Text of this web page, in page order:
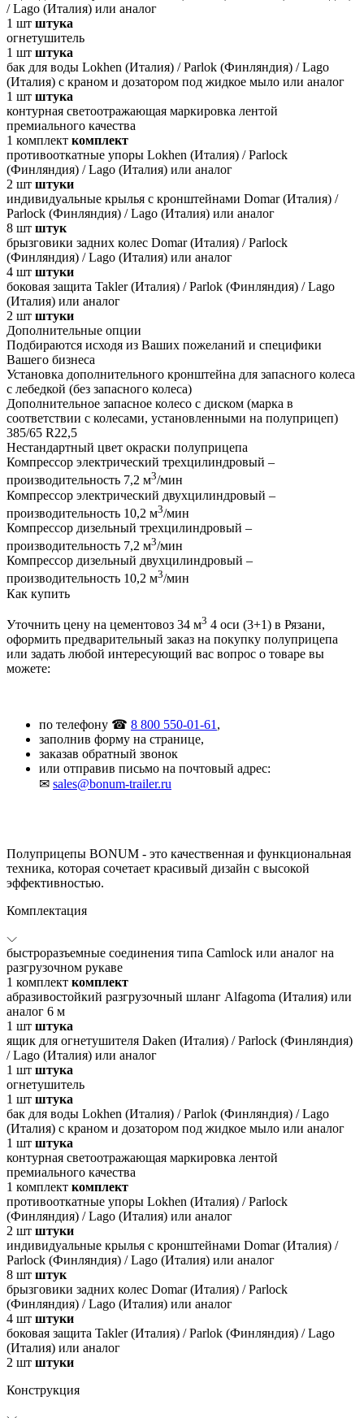
/ Lago (Италия) или аналог
1 шт штука
огнетушитель
1 шт штука
бак для воды Lokhen (Италия) / Parlok (Финляндия) / Lago
(Италия) с краном и дозатором под жидкое мыло или аналог
1 шт штука
контурная светоотражающая маркировка лентой
премиального качества
1 комплект комплект
противооткатные упоры Lokhen (Италия) / Parlock
(Финляндия) / Lago (Италия) или аналог
2 шт штуки
индивидуальные крылья с кронштейнами Domar (Италия) /
Parlock (Финляндия) / Lago (Италия) или аналог
8 шт штук
брызговики задних колес Domar (Италия) / Parlock
(Финляндия) / Lago (Италия) или аналог
4 шт штуки
боковая защита Takler (Италия) / Parlok (Финляндия) / Lago
(Италия) или аналог
2 шт штуки
Дополнительные опции
Подбираются исходя из Ваших пожеланий и специфики
Вашего бизнеса
Установка дополнительного кронштейна для запасного колеса
с лебедкой (без запасного колеса)
Дополнительное запасное колесо с диском (марка в
соответствии с колесами, установленными на полуприцеп)
385/65 R22,5
Нестандартный цвет окраски полуприцепа
Компрессор электрический трехцилиндровый –
производительность 7,2 м3/мин
Компрессор электрический двухцилиндровый –
производительность 10,2 м3/мин
Компрессор дизельный трехцилиндровый –
производительность 7,2 м3/мин
Компрессор дизельный двухцилиндровый –
производительность 10,2 м3/мин
Как купить
Уточнить цену на цементовоз 34 м3 4 оси (3+1) в Рязани,
оформить предварительный заказ на покупку полуприцепа
или задать любой интересующий вас вопрос о товаре вы
можете:
по телефону ☎ 8 800 550-01-61 ,
заполнив форму на странице,
заказав обратный звонок
или отправив письмо на почтовый адрес:
✉ sales@bonum-trailer.ru
Полуприцепы BONUM - это качественная и функциональная
техника, которая сочетает красивый дизайн с высокой
эффективностью.
Комплектация
быстроразъемные соединения типа Camlock или аналог на
разгрузочном рукаве
1 комплект комплект
абразивостойкий разгрузочный шланг Alfagoma (Италия) или
аналог 6 м
1 шт штука
ящик для огнетушителя Daken (Италия) / Parlock (Финляндия)
/ Lago (Италия) или аналог
1 шт штука
огнетушитель
1 шт штука
бак для воды Lokhen (Италия) / Parlok (Финляндия) / Lago
(Италия) с краном и дозатором под жидкое мыло или аналог
1 шт штука
контурная светоотражающая маркировка лентой
премиального качества
1 комплект комплект
противооткатные упоры Lokhen (Италия) / Parlock
(Финляндия) / Lago (Италия) или аналог
2 шт штуки
индивидуальные крылья с кронштейнами Domar (Италия) /
Parlock (Финляндия) / Lago (Италия) или аналог
8 шт штук
брызговики задних колес Domar (Италия) / Parlock
(Финляндия) / Lago (Италия) или аналог
4 шт штуки
боковая защита Takler (Италия) / Parlok (Финляндия) / Lago
(Италия) или аналог
2 шт штуки
Конструкция